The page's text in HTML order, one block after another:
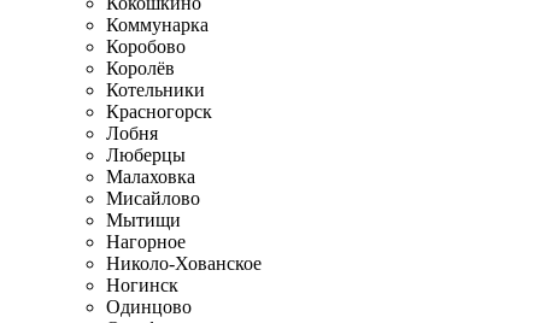
Коммунарка
Коробово
Королёв
Котельники
Красногорск
Лобня
Люберцы
Малаховка
Мисайлово
Мытищи
Нагорное
Николо-Хованское
Ногинск
Одинцово